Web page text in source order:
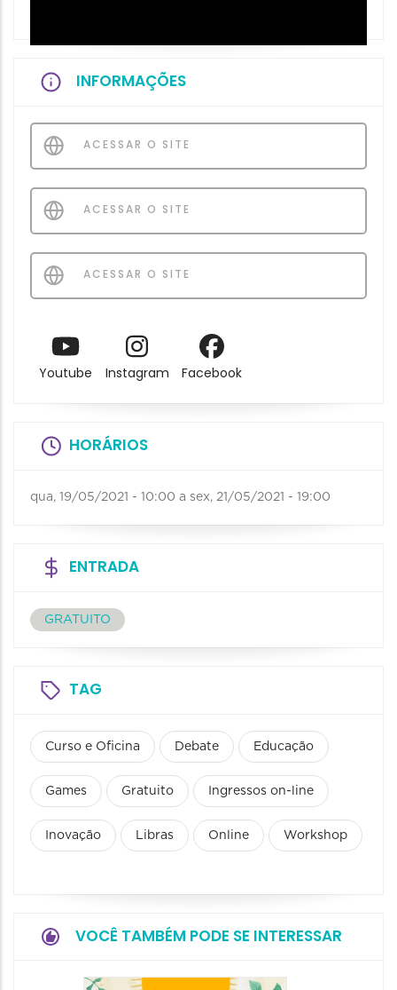
INFORMAÇÕES
ACESSAR O SITE
ACESSAR O SITE
ACESSAR O SITE
Youtube Instagram Facebook
HORÁRIOS
qua, 19/05/2021 - 10:00 a sex, 21/05/2021 - 19:00
ENTRADA
GRATUITO
TAG
Curso e Oficina Debate Educação
Games Gratuito Ingressos on-line
Inovação Libras Online Workshop
VOCÊ TAMBÉM PODE SE INTERESSAR